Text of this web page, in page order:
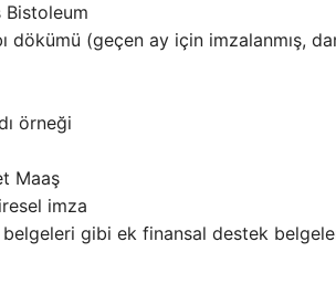
(geçen ay için imzalanmış,
örneği
Maaş
imza
gibi ek finansal destek